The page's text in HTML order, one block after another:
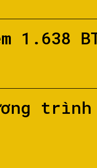
1.638